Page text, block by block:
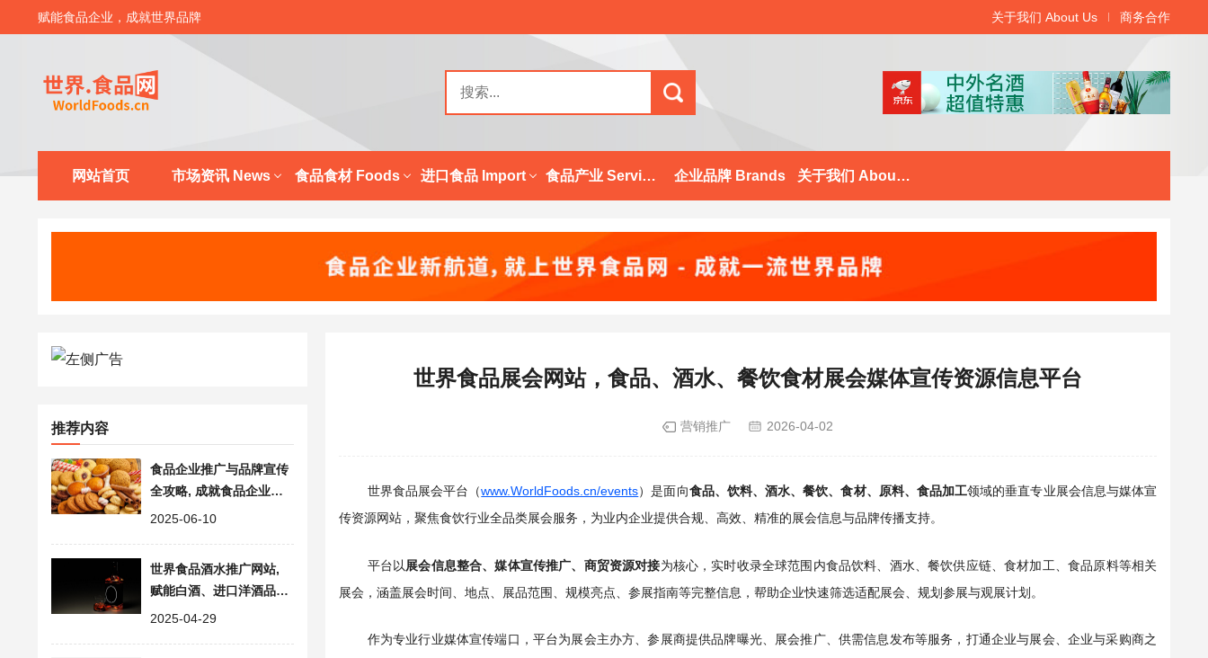
赋能食品企业，成就世界品牌 关于我们 About Us 商务合作
网站首页 市场资讯 News 食品食材 Foods 进口食品 Import 食品产业 Services 企业品牌 Brands 关于我们 About Us
推荐内容
食品企业推广与品牌宣传
全攻略, 成就食品企业招
商加盟新高度
2025-06-10
世界食品酒水推广网站,
赋能白酒、进口洋酒品牌
营销新篇
2025-04-29
世界食品展会网站，食品、酒水、餐饮食材展会媒体宣传资源信息平台
营销推广 2026-04-02
世界食品展会平台（www.WorldFoods.cn/events）是面向食品、饮料、酒水、餐饮、食材、原料、食品加工领域的垂直专业展会信息与媒体宣
传资源网站，聚焦食饮行业全品类展会服务，为业内企业提供合规、高效、精准的展会信息与品牌传播支持。
平台以 展会信息整合、媒体宣传推广、商贸资源对接为核心，实时收录全球范围内食品饮料、酒水、餐饮供应链、食材加工、食品原料等相关
展会，涵盖展会时间、地点、展品范围、规模亮点、参展指南等完整信息，帮助企业快速筛选适配展会、规划参展与观展计划。
作为专业行业媒体宣传端口，平台为展会主办方、参展商提供品牌曝光、展会推广、供需信息发布等服务，打通企业与展会、企业与采购商之